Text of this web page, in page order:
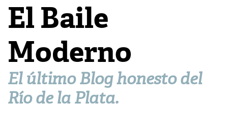
El Baile
Moderno
El último Blog honesto del
Río de la Plata.